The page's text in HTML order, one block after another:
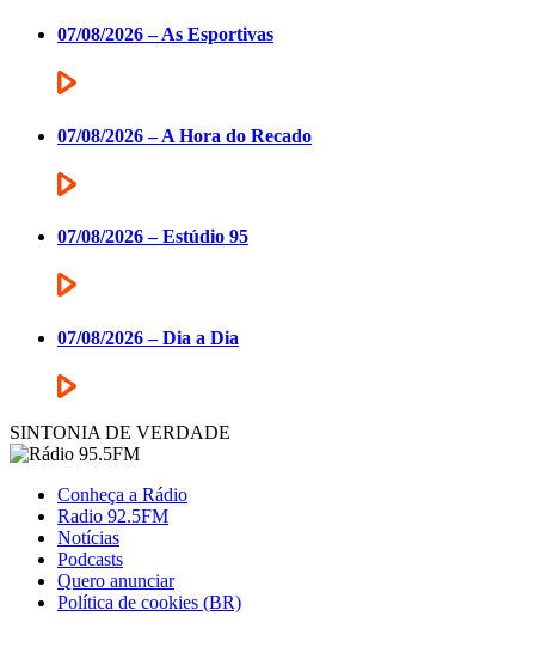
07/08/2026 – As Esportivas
07/08/2026 – A Hora do Recado
07/08/2026 – Estúdio 95
07/08/2026 – Dia a Dia
SINTONIA DE VERDADE
Conheça a Rádio
Radio 92.5FM
Notícias
Podcasts
Quero anunciar
Política de cookies (BR)